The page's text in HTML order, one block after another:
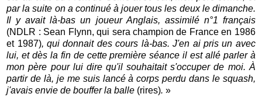
par la suite on a continué à jouer tous les deux le dimanche.
Il y avait là-bas un joueur Anglais, assimilé n°1 français
(NDLR : Sean Flynn, qui sera champion de France en 1986
et 1987), qui donnait des cours là-bas. J'en ai pris un avec
lui, et dès la fin de cette première séance il est allé parler à
mon père pour lui dire qu'il souhaitait s'occuper de moi. À
partir de là, je me suis lancé à corps perdu dans le squash,
j'avais envie de bouffer la balle (rires).»